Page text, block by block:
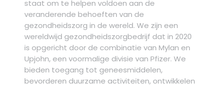
staat om te helpen voldoen aan de
veranderende behoeften van de
gezondheidszorg in de wereld. We zijn een
wereldwijd gezondheidszorgbedrijf dat in 2020
is opgericht door de combinatie van Mylan en
Upjohn, een voormalige divisie van Pfizer. We
bieden toegang tot geneesmiddelen,
bevorderen duurzame activiteiten, ontwikkelen